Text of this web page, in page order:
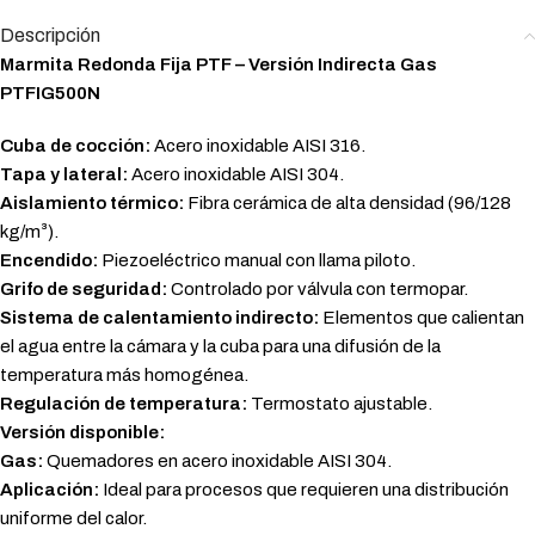
Descripción
Marmita Redonda Fija PTF – Versión Indirecta Gas
PTFIG500N
Cuba de cocción: Acero inoxidable AISI 316.
Tapa y lateral: Acero inoxidable AISI 304.
Aislamiento térmico: Fibra cerámica de alta densidad (96/128
kg/m³).
Encendido: Piezoeléctrico manual con llama piloto.
Grifo de seguridad: Controlado por válvula con termopar.
Sistema de calentamiento indirecto: Elementos que calientan
el agua entre la cámara y la cuba para una difusión de la
temperatura más homogénea.
Regulación de temperatura: Termostato ajustable.
Versión disponible:
Gas: Quemadores en acero inoxidable AISI 304.
Aplicación: Ideal para procesos que requieren una distribución
uniforme del calor.